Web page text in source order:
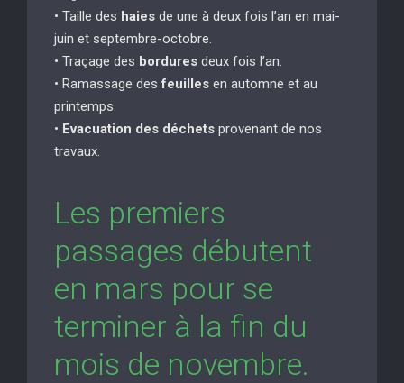
• Taille des haies de une à deux fois l’an en mai-
juin et septembre-octobre.
• Traçage des bordures deux fois l’an.
• Ramassage desfeuilles en automne et au
printemps.
• Evacuation des déchets provenant de nos
travaux.
Les premiers
passages débutent
en mars pour se
terminer à la fin du
mois de novembre.